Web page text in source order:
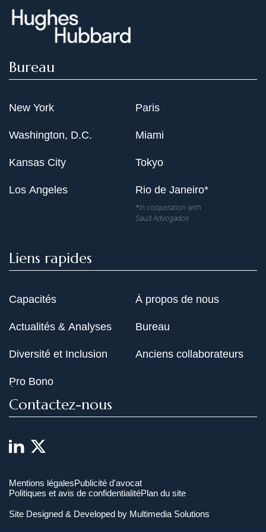
Bureau
New York
Washington, D.C.
Kansas City
Los Angeles
Paris
Miami
Tokyo
Rio de Janeiro*
*In cooperation with
Saud Advogados
Liens rapides
Capacités
Actualités & Analyses
Diversité et Inclusion
Pro Bono
À propos de nous
Bureau
Anciens collaborateurs
Contactez-nous
Mentions légalesPublicité d'avocat
Politiques et avis de confidentialitéPlan du site
Site Designed & Developed by Multimedia Solutions